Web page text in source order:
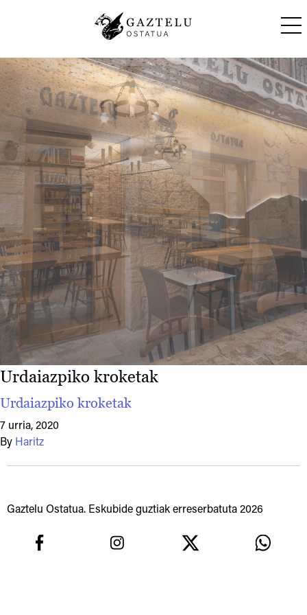
Urdaiazpiko kroketak
Urdaiazpiko kroketak
7 urria, 2020
By Haritz
Gaztelu Ostatua. Eskubide guztiak erreserbatuta 2026